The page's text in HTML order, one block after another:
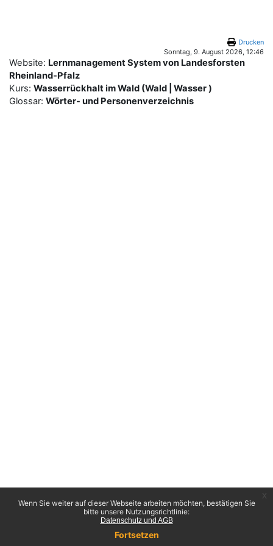
Wenn Sie weiter auf dieser Webseite arbeiten möchten, bestätigen Sie
bitte unsere Nutzungsrichtlinie:
Datenschutz und AGB
Fortsetzen
Drucken
Sonntag, 9. August 2026, 12:46
Website: Lernmanagement System von Landesforsten
Rheinland-Pfalz
Kurs: Wasserrückhalt im Wald (Wald | Wasser )
Glossar: Wörter- und Personenverzeichnis